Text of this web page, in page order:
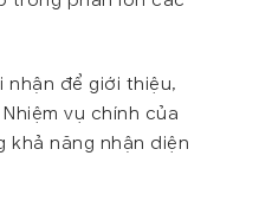
nhận để giới thiệu,
vụ chính của
khả năng nhận diện